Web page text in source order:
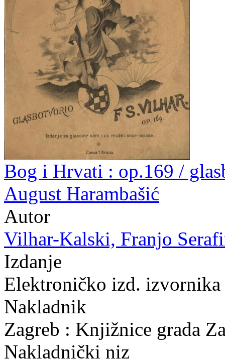
Bog i Hrvati : op.169 /
August Harambašić
Autor
Vilhar-Kalski, Franjo
Izdanje
Elektroničko izd.
Nakladnik
Zagreb : Knjižnice grada
Nakladnički niz